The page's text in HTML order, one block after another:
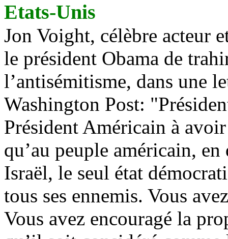
Etats-Unis
Jon Voight, célèbre acteur
le président Obama de
l’antisémitisme, dans une
Washington Post:
Président Américain à
qu’au peuple américain,
Israël, le seul état
tous ses ennemis. Vous
Vous avez encouragé la